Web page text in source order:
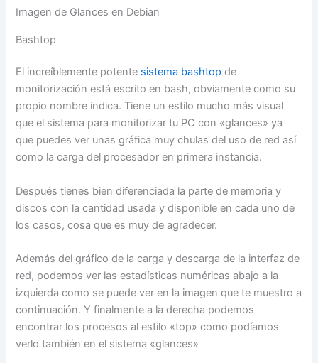
Imagen de Glances en Debian
Bashtop
El increíblemente potente sistema bashtop de
monitorización está escrito en bash, obviamente como su
propio nombre indica. Tiene un estilo mucho más visual
que el sistema para monitorizar tu PC con «glances» ya
que puedes ver unas gráfica muy chulas del uso de red así
como la carga del procesador en primera instancia.
Después tienes bien diferenciada la parte de memoria y
discos con la cantidad usada y disponible en cada uno de
los casos, cosa que es muy de agradecer.
Además del gráfico de la carga y descarga de la interfaz de
red, podemos ver las estadísticas numéricas abajo a la
izquierda como se puede ver en la imagen que te muestro a
continuación. Y finalmente a la derecha podemos
encontrar los procesos al estilo «top» como podíamos
verlo también en el sistema «glances»